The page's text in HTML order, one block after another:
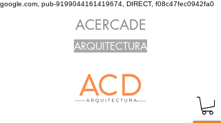
google.com, pub-9199044161419674, DIRECT, f08c47fec0942fa0
ACERCADE
ARQUITECTURA